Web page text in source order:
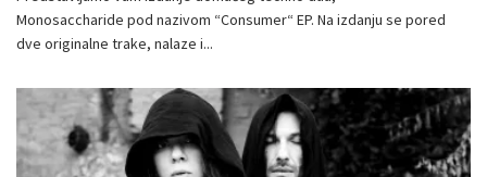
Monosaccharide pod nazivom “Consumer“ EP. Na izdanju se pored
dve originalne trake, nalaze i...